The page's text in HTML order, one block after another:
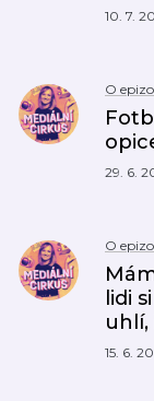
10. 7.
O
29. 6.
O
lidi
15. 6.